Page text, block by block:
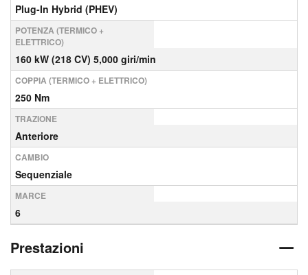
Plug-In Hybrid (PHEV)
POTENZA (TERMICO +
ELETTRICO)
160 kW (218 CV) 5,000 giri/min
COPPIA (TERMICO + ELETTRICO)
250 Nm
TRAZIONE
Anteriore
CAMBIO
Sequenziale
MARCE
6
Prestazioni